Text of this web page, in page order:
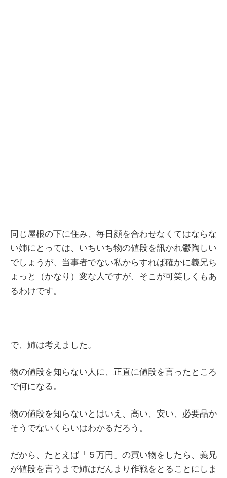
同じ屋根の下に住み、毎日顔を合わせなくてはならな
い姉にとっては、いちいち物の値段を訊かれ鬱陶しい
でしょうが、当事者でない私からすれば確かに義兄ち
ょっと（かなり）変な人ですが、そこが可笑しくもあ
るわけです。
で、姉は考えました。
物の値段を知らない人に、正直に値段を言ったところ
で何になる。
物の値段を知らないとはいえ、高い、安い、必要品か
そうでないくらいはわかるだろう。
だから、たとえば「５万円」の買い物をしたら、義兄
が値段を言うまで姉はだんまり作戦をとることにしま